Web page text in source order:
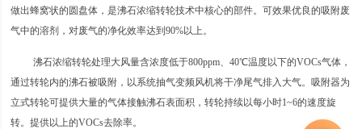
做出蜂窝状的圆盘体，是沸石浓缩转轮技术中核心的部件。可效果优良的吸附废
气中的溶剂，对废气的净化效率达到90%以上。
沸石浓缩转轮处理大风量含浓度低于800ppm、40℃温度以下的VOCs气体，
通过转轮内的沸石被吸附，以系统抽气变频风机将干净尾气排入大气。吸附器为
立式转轮可提供大量的气体接触沸石表面积，转轮持续以每小时1~6的速度旋
转。提供以上的VOCs去除率。